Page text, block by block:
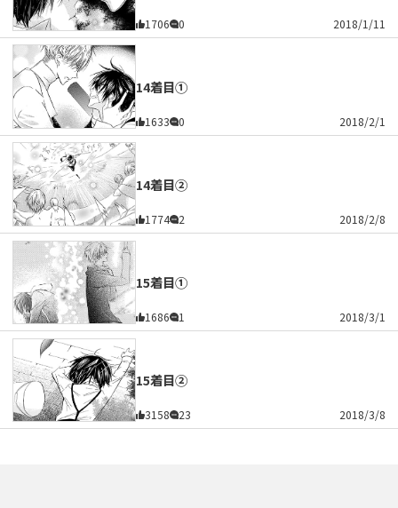
1706 0 2018/1/11
14着目①
1633 0 2018/2/1
14着目②
1774 2 2018/2/8
15着目①
1686 1 2018/3/1
15着目②
3158 23 2018/3/8